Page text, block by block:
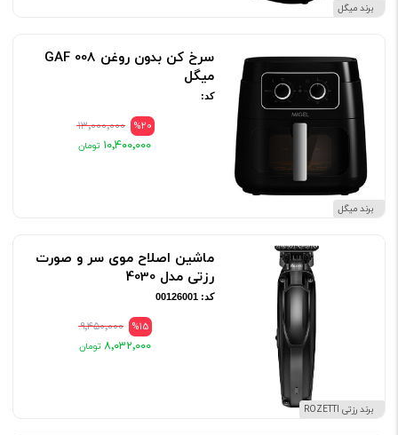
برند میگل
برند میگل
سرخ کن بدون روغن GAF 008
میگل
کد:
%20 ۱۳٬۰۰۰٬۰۰۰
۱۰٬۴۰۰٬۰۰۰
برند رزتی ROZETTI
ماشین اصلاح موی سر و صورت
رزتی مدل 4030
کد: 00126001
%15 ۹٬۴۵۰٬۰۰۰
۸٬۰۳۲٬۰۰۰